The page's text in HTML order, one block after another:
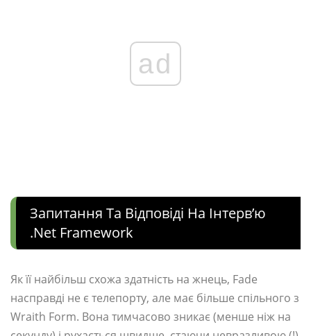
ad
Запитання Та Відповіді На Інтерв’ю
.net Framework
Як її найбільш схожа здатність на жнець, Fade
насправді не є телепорту, але має більше спільного з
Wraith Form. Вона тимчасово зникає (менше ніж на